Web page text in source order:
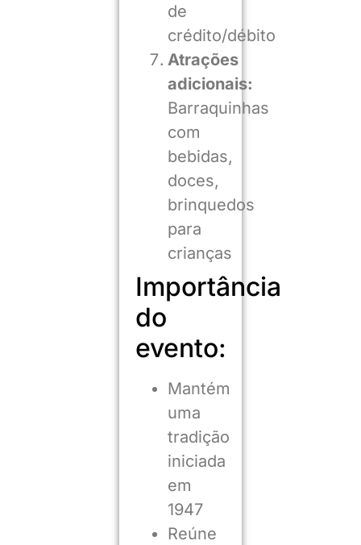
de
crédito/débito
Atrações
adicionais:
Barraquinhas
com
bebidas,
doces,
brinquedos
para
crianças
Importância
do
evento:
Mantém
uma
tradição
iniciada
em
1947
Reúne